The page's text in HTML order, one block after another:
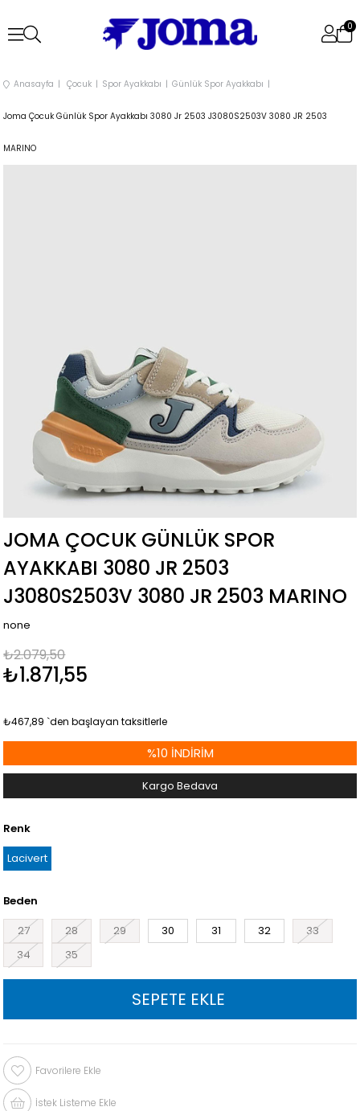
0
Anasayfa Çocuk Spor Ayakkabı Günlük Spor Ayakkabı
Joma Çocuk Günlük Spor Ayakkabı 3080 Jr 2503 J3080S2503V 3080 JR 2503
MARINO
JOMA ÇOCUK GÜNLÜK SPOR
AYAKKABI 3080 JR 2503
J3080S2503V 3080 JR 2503 MARINO
none
₺2.079,50
₺1.871,55
₺467,89 `den başlayan taksitlerle
%10 İNDIRIM
Kargo Bedava
Renk
Lacivert
Beden
27
28 29 30 31 32
33
34
35
Favorilere Ekle
İstek Listeme Ekle